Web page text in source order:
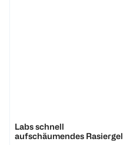
Labs schnell
aufschäumendes Rasiergel